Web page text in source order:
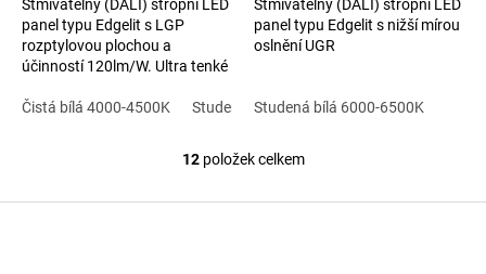
Stmívatelný (DALI) stropní LED
panel typu Edgelit s LGP
rozptylovou plochou a
účinností 120lm/W. Ultra tenké
rizika zežloutnutí. Záruka 5 let.
Čistá bílá 4000-4500K Studená bílá 6000-6500K
Stmívatelný (DALI) stropní LED
panel typu Edgelit s nižší mírou
oslnění UGR
Studená bílá 6000-6500K
Ovládací prvky výpisu
12položek celkem